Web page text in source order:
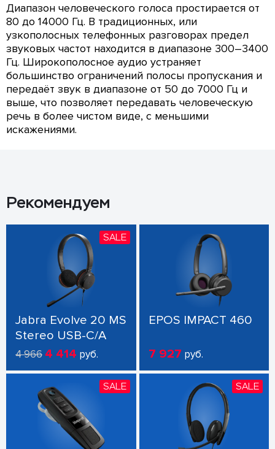
Диапазон человеческого голоса простирается от
80 до 14000 Гц. В традиционных, или
узкополосных телефонных разговорах предел
звуковых частот находится в диапазоне 300–3400
Гц. Широкополосное аудио устраняет
большинство ограничений полосы пропускания и
передаёт звук в диапазоне от 50 до 7000 Гц и
выше, что позволяет передавать человеческую
речь в более чистом виде, с меньшими
искажениями.
Рекомендуем
SALE
Jabra Evolve 20 MS
Stereo USB-C/A
4 966 4 414 руб.
EPOS IMPACT 460
7 927 руб.
SALE SALE